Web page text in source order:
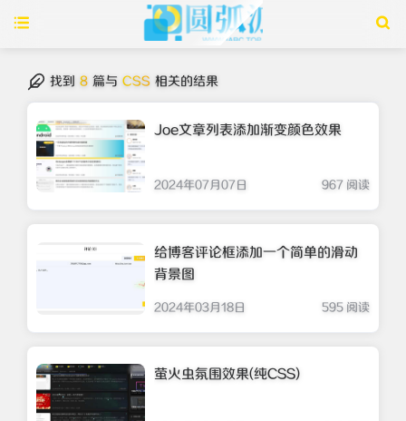
找到 8 篇与 CSS 相关的结果
Joe文章列表添加渐变颜色效果
2024年07月07日 967 阅读
给博客评论框添加一个简单的滑动
背景图
2024年03月18日 595 阅读
萤火虫氛围效果(纯CSS)